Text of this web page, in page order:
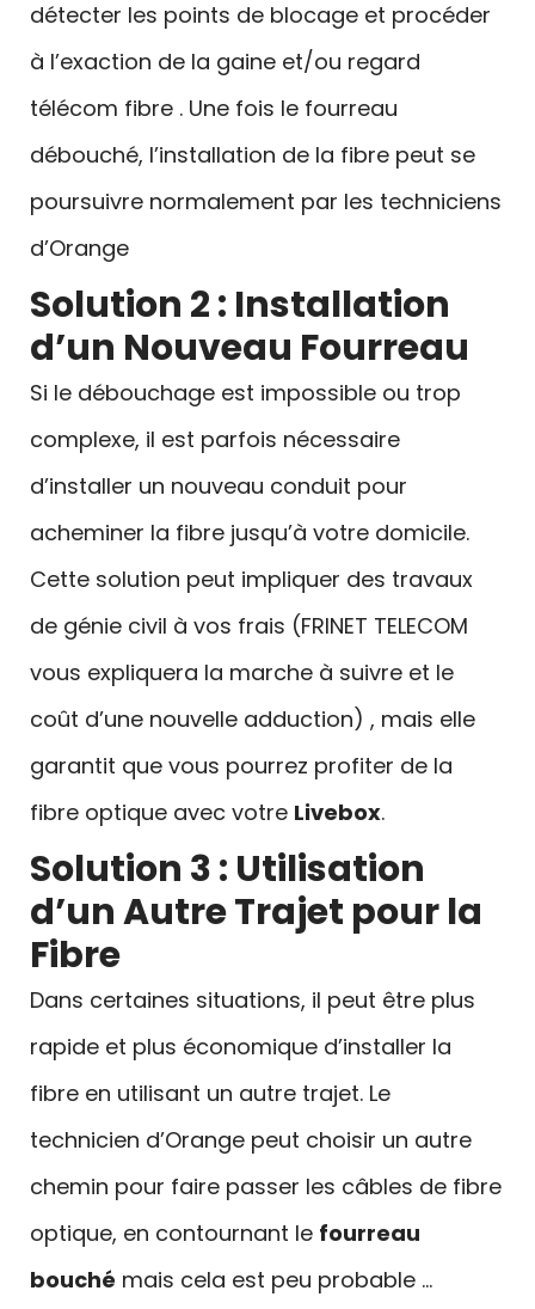
détecter les points de blocage et procéder
à l’exaction de la gaine et/ou regard
télécom fibre . Une fois le fourreau
débouché, l’installation de la fibre peut se
poursuivre normalement par les techniciens
d’Orange
Solution 2 : Installation
d’un Nouveau Fourreau
Si le débouchage est impossible ou trop
complexe, il est parfois nécessaire
d’installer un nouveau conduit pour
acheminer la fibre jusqu’à votre domicile.
Cette solution peut impliquer des travaux
de génie civil à vos frais (FRINET TELECOM
vous expliquera la marche à suivre et le
coût d’une nouvelle adduction) , mais elle
garantit que vous pourrez profiter de la
fibre optique avec votre Livebox.
Solution 3 : Utilisation
d’un Autre Trajet pour la
Fibre
Dans certaines situations, il peut être plus
rapide et plus économique d’installer la
fibre en utilisant un autre trajet. Le
technicien d’Orange peut choisir un autre
chemin pour faire passer les câbles de fibre
optique, en contournant le fourreau
bouché mais cela est peu probable …